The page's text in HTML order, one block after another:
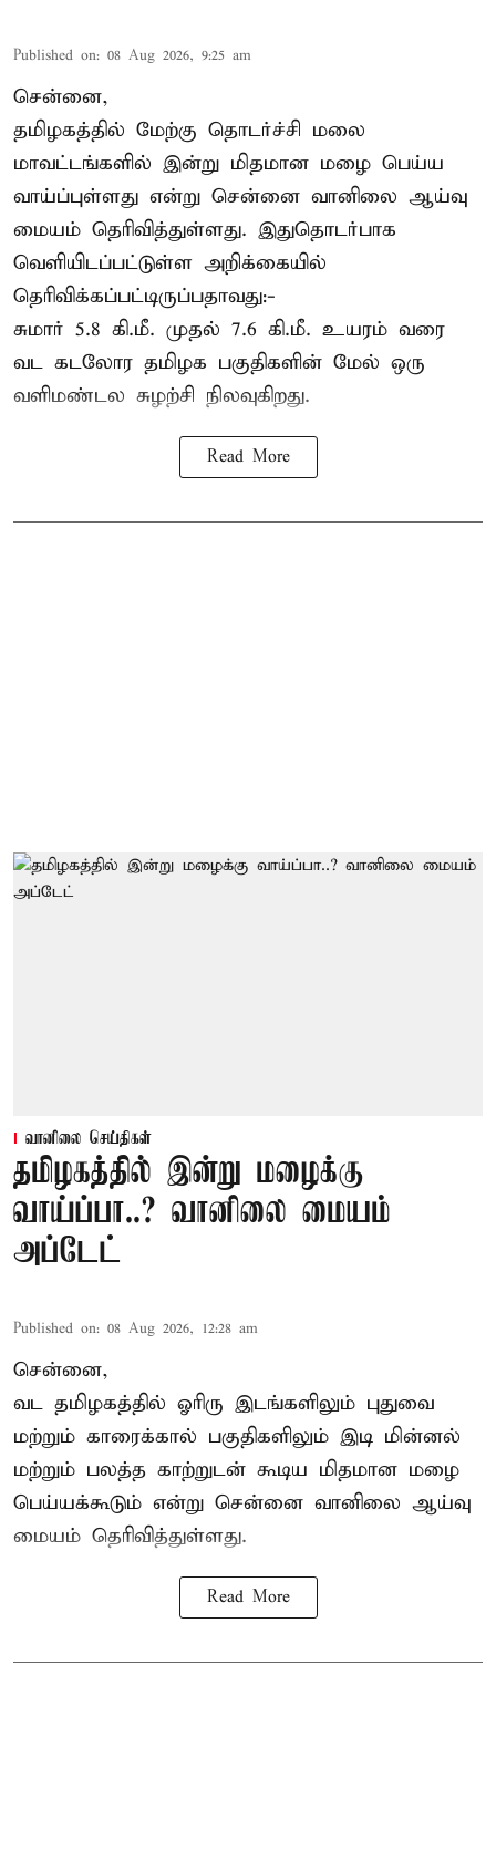
Published on: 08 Aug 2026, 9:25 am
சென்னை,
தமிழகத்தில் மேற்கு தொடர்ச்சி மலை
மாவட்டங்களில் இன்று மிதமான மழை பெய்ய
வாய்ப்புள்ளது என்று சென்னை வானிலை ஆய்வு
மையம் தெரிவித்துள்ளது. இதுதொடர்பாக
வெளியிடப்பட்டுள்ள அறிக்கையில்
தெரிவிக்கப்பட்டிருப்பதாவது:-
சுமார் 5.8 கி.மீ. முதல் 7.6 கி.மீ. உயரம் வரை
வட கடலோர தமிழக பகுதிகளின் மேல் ஒரு
வளிமண்டல சுழற்சி நிலவுகிறது.
Read More
வானிலை செய்திகள்
தமிழகத்தில் இன்று மழைக்கு
வாய்ப்பா..? வானிலை மையம்
அப்டேட்
Published on: 08 Aug 2026, 12:28 am
சென்னை,
வட தமிழகத்தில் ஓரிரு இடங்களிலும் புதுவை
மற்றும் காரைக்கால் பகுதிகளிலும் இடி மின்னல்
மற்றும் பலத்த காற்றுடன் கூடிய மிதமான மழை
பெய்யக்கூடும் என்று சென்னை வானிலை ஆய்வு
மையம் தெரிவித்துள்ளது.
Read More